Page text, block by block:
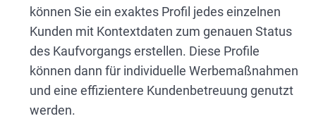
können Sie ein exaktes Profil jedes einzelnen
Kunden mit Kontextdaten zum genauen Status
des Kaufvorgangs erstellen. Diese Profile
können dann für individuelle Werbemaßnahmen
und eine effizientere Kundenbetreuung genutzt
werden.